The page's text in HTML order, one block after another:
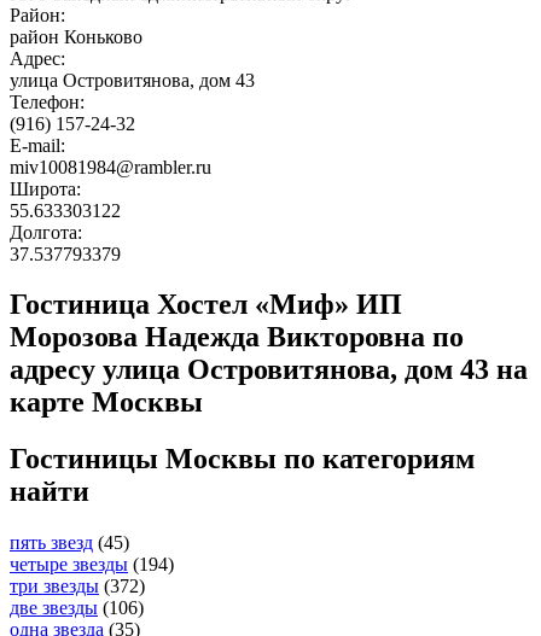
Район:
район Коньково
Адрес:
улица Островитянова, дом 43
Телефон:
(916) 157-24-32
E-mail:
miv10081984@rambler.ru
Широта:
55.633303122
Долгота:
37.537793379
Гостиница Хостел «Миф» ИП
Морозова Надежда Викторовна по
адресу улица Островитянова, дом 43 на
карте Москвы
Гостиницы Москвы по категориям
найти
пять звезд (45)
четыре звезды (194)
три звезды (372)
две звезды (106)
одна звезда (35)